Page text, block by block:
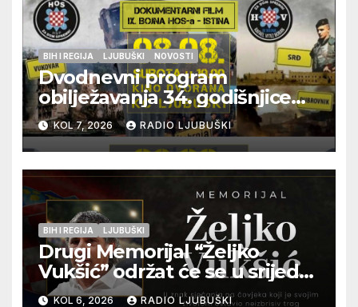
BIH I REGIJA LJUBUŠKI NOVOSTI
Dvodnevni program
obilježavanja 34. godišnjice
pogibije generala Blaža
Kraljevića i osmorice
pripadnika HOS-a
KOL 7, 2026 RADIO LJUBUŠKI
BIH I REGIJA LJUBUŠKI
Drugi Memorijal “Željko
Vukšić” održat će se u srijedu
12. kolovoza u Otoku
KOL 6, 2026 RADIO LJUBUŠKI